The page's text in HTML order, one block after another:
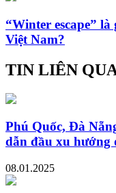
“Winter escape”
Việt Nam?
TIN LIÊN
Phú Quốc, Đà
dẫn đầu xu hướng
08.01.2025